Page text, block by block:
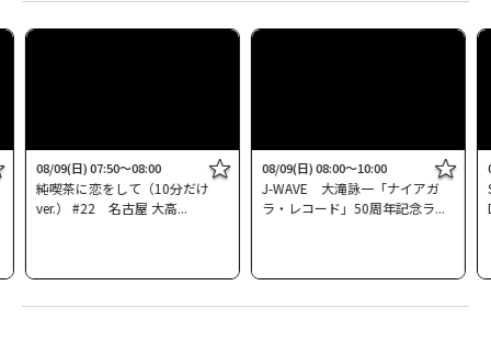
08/09(日) 07:50～08:00
純喫茶に恋をして（10分だけ
ver.） #22 名古屋 大高
08/09(日) 08:00～10:00
J-WAVE 大滝詠一「ナイアガ
ラ・レコード」50周年記念ラ